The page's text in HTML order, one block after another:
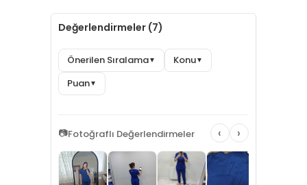
Değerlendirmeler (7)
Önerilen Sıralama▼ Konu▼
Puan▼
📷Fotoğraflı Değerlendirmeler ‹ ›